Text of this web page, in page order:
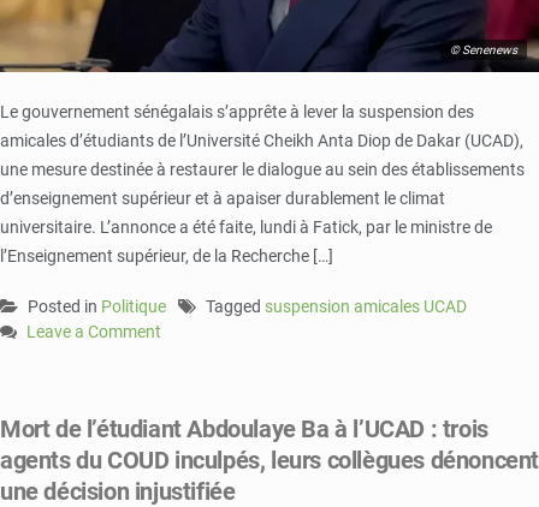
© Senenews
Le gouvernement sénégalais s’apprête à lever la suspension des
amicales d’étudiants de l’Université Cheikh Anta Diop de Dakar (UCAD),
une mesure destinée à restaurer le dialogue au sein des établissements
d’enseignement supérieur et à apaiser durablement le climat
universitaire. L’annonce a été faite, lundi à Fatick, par le ministre de
l’Enseignement supérieur, de la Recherche […]
Posted in Politique Tagged suspension amicales UCAD
Leave a Comment
Boubacar
Camara
annonce
Mort de l’étudiant Abdoulaye Ba à l’UCAD : trois
agents du COUD inculpés, leurs collègues dénoncent
une décision injustifiée